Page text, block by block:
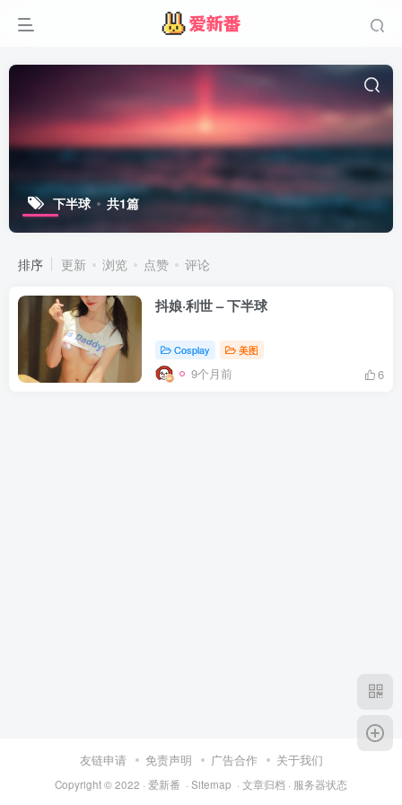
下半球 共1篇
排序 更新 浏览 点赞 评论
抖娘·利世 – 下半球
Cosplay 美图
9个月前 6
友链申请 免责声明 广告合作 关于我们
Copyright © 2022 · 爱新番 · Sitemap · 文章归档 · 服务器状态